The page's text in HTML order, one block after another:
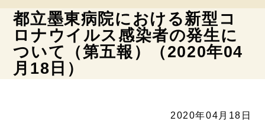
都立墨東病院における新型コ
ロナウイルス感染者の発生に
ついて（第五報）（2020年04
月18日）
2020年04月18日